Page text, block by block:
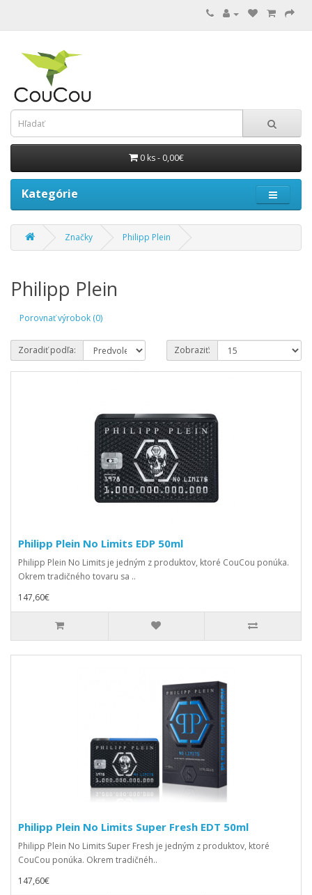
0 ks - 0,00€
Kategórie
Značky Philipp Plein
Philipp Plein
Porovnať výrobok (0)
Zoradiť podľa: Zobraziť:
Philipp Plein No Limits EDP 50ml
Philipp Plein No Limits je jedným z produktov, ktoré CouCou ponúka.
Okrem tradičného tovaru sa ..
147,60€
Philipp Plein No Limits Super Fresh EDT 50ml
Philipp Plein No Limits Super Fresh je jedným z produktov, ktoré
CouCou ponúka. Okrem tradičnéh..
147,60€